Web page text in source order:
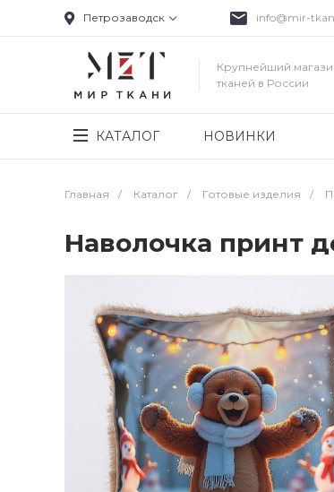
Петрозаводск info@mir-
Крупнейший
тканей в России
КАТАЛОГ НОВИНКИ
Главная / Каталог / Готовые изделия /
Наволочка принт